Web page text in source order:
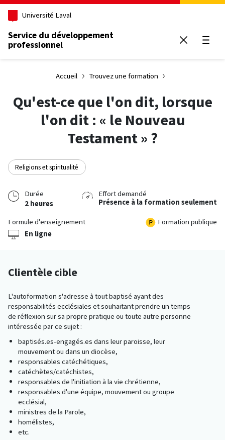
Aller au contenu principal
Université Laval
Service du développement
professionnel
Accueil Trouvez une formation
Qu'est-ce que l'on dit, lorsque
l'on dit : « le Nouveau
Testament » ?
Religions et spiritualité
Durée
2 heures
Effort demandé
Présence à la formation seulement
Formule d'enseignement
En ligne
Formation publique
Clientèle cible
L'autoformation s'adresse à tout baptisé ayant des
responsabilités ecclésiales et souhaitant prendre un temps
de réflexion sur sa propre pratique ou toute autre personne
intéressée par ce sujet :
baptisés.es-engagés.es dans leur paroisse, leur
mouvement ou dans un diocèse,
responsables catéchétiques,
catéchètes/catéchistes,
responsables de l'initiation à la vie chrétienne,
responsables d'une équipe, mouvement ou groupe
ecclésial,
ministres de la Parole,
homélistes,
etc.